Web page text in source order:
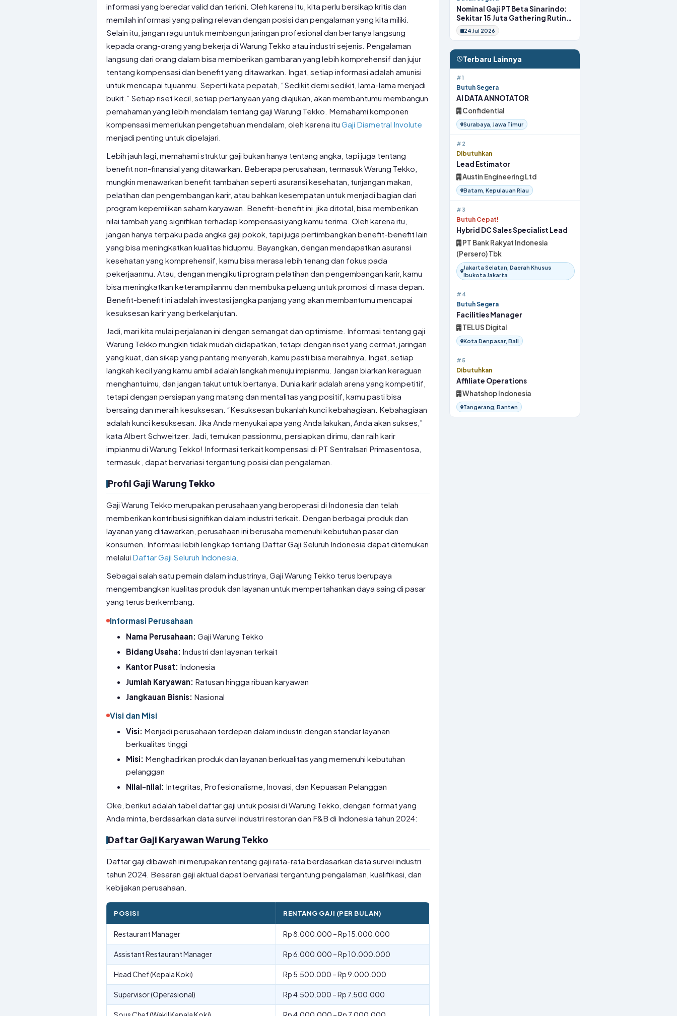
informasi yang beredar valid dan terkini. Oleh karena itu, kita perlu bersikap kritis dan
memilah informasi yang paling relevan dengan posisi dan pengalaman yang kita miliki.
Selain itu, jangan ragu untuk membangun jaringan profesional dan bertanya langsung
kepada orang-orang yang bekerja di Warung Tekko atau industri sejenis. Pengalaman
langsung dari orang dalam bisa memberikan gambaran yang lebih komprehensif dan jujur
tentang kompensasi dan benefit yang ditawarkan. Ingat, setiap informasi adalah amunisi
untuk mencapai tujuanmu. Seperti kata pepatah, “Sedikit demi sedikit, lama-lama menjadi
bukit.” Setiap riset kecil, setiap pertanyaan yang diajukan, akan membantumu membangun
pemahaman yang lebih mendalam tentang gaji Warung Tekko. Memahami komponen
kompensasi memerlukan pengetahuan mendalam, oleh karena itu Gaji Diametral Involute
menjadi penting untuk dipelajari.
Lebih jauh lagi, memahami struktur gaji bukan hanya tentang angka, tapi juga tentang
benefit non-finansial yang ditawarkan. Beberapa perusahaan, termasuk Warung Tekko,
mungkin menawarkan benefit tambahan seperti asuransi kesehatan, tunjangan makan,
pelatihan dan pengembangan karir, atau bahkan kesempatan untuk menjadi bagian dari
program kepemilikan saham karyawan. Benefit-benefit ini, jika ditotal, bisa memberikan
nilai tambah yang signifikan terhadap kompensasi yang kamu terima. Oleh karena itu,
jangan hanya terpaku pada angka gaji pokok, tapi juga pertimbangkan benefit-benefit lain
yang bisa meningkatkan kualitas hidupmu. Bayangkan, dengan mendapatkan asuransi
kesehatan yang komprehensif, kamu bisa merasa lebih tenang dan fokus pada
pekerjaanmu. Atau, dengan mengikuti program pelatihan dan pengembangan karir, kamu
bisa meningkatkan keterampilanmu dan membuka peluang untuk promosi di masa depan.
Benefit-benefit ini adalah investasi jangka panjang yang akan membantumu mencapai
kesuksesan karir yang berkelanjutan.
Jadi, mari kita mulai perjalanan ini dengan semangat dan optimisme. Informasi tentang gaji
Warung Tekko mungkin tidak mudah didapatkan, tetapi dengan riset yang cermat, jaringan
yang kuat, dan sikap yang pantang menyerah, kamu pasti bisa meraihnya. Ingat, setiap
langkah kecil yang kamu ambil adalah langkah menuju impianmu. Jangan biarkan keraguan
menghantuimu, dan jangan takut untuk bertanya. Dunia karir adalah arena yang kompetitif,
tetapi dengan persiapan yang matang dan mentalitas yang positif, kamu pasti bisa
bersaing dan meraih kesuksesan. “Kesuksesan bukanlah kunci kebahagiaan. Kebahagiaan
adalah kunci kesuksesan. Jika Anda menyukai apa yang Anda lakukan, Anda akan sukses,”
kata Albert Schweitzer. Jadi, temukan passionmu, persiapkan dirimu, dan raih karir
impianmu di Warung Tekko! Informasi terkait kompensasi di PT Sentralsari Primasentosa,
termasuk , dapat bervariasi tergantung posisi dan pengalaman.
Profil Gaji Warung Tekko
Gaji Warung Tekko merupakan perusahaan yang beroperasi di Indonesia dan telah
memberikan kontribusi signifikan dalam industri terkait. Dengan berbagai produk dan
layanan yang ditawarkan, perusahaan ini berusaha memenuhi kebutuhan pasar dan
konsumen. Informasi lebih lengkap tentang Daftar Gaji Seluruh Indonesia dapat ditemukan
melalui Daftar Gaji Seluruh Indonesia
Sebagai salah satu pemain dalam industrinya, Gaji Warung Tekko terus berupaya
mengembangkan kualitas produk dan layanan untuk mempertahankan daya saing di pasar
yang terus berkembang.
Informasi Perusahaan
Nama Perusahaan: Gaji Warung Tekko
Bidang Usaha: Industri dan layanan terkait
Kantor Pusat: Indonesia
Jumlah Karyawan: Ratusan hingga ribuan karyawan
Jangkauan Bisnis: Nasional
Visi dan Misi
Visi: Menjadi perusahaan terdepan dalam industri dengan standar layanan
berkualitas tinggi
Misi: Menghadirkan produk dan layanan berkualitas yang memenuhi kebutuhan
pelanggan
Nilai-nilai: Integritas, Profesionalisme, Inovasi, dan Kepuasan Pelanggan
Oke, berikut adalah tabel daftar gaji untuk posisi di Warung Tekko, dengan format yang
Anda minta, berdasarkan data survei industri restoran dan F&B di Indonesia tahun 2024:
Daftar Gaji Karyawan Warung Tekko
Daftar gaji dibawah ini merupakan rentang gaji rata-rata berdasarkan data survei industri
tahun 2024. Besaran gaji aktual dapat bervariasi tergantung pengalaman, kualifikasi, dan
kebijakan perusahaan.
POSISI RENTANG GAJI (PER BULAN)
Restaurant Manager Rp 8.000.000 – Rp 15.000.000
Assistant Restaurant Manager Rp 6.000.000 – Rp 10.000.000
Head Chef (Kepala Koki) Rp 5.500.000 – Rp 9.000.000
Supervisor (Operasional) Rp 4.500.000 – Rp 7.500.000
Nominal Gaji PT Beta Sinarindo:
Sekitar 15 Juta Gathering Rutin
Insentif Rutin
24 Jul 2026
Terbaru Lainnya
#1
Butuh Segera
AI DATA ANNOTATOR
Confidential
Surabaya, Jawa Timur
#2
Dibutuhkan
Lead Estimator
Austin Engineering Ltd
Batam, Kepulauan Riau
#3
Butuh Cepat!
Hybrid DC Sales Specialist Lead
PT Bank Rakyat Indonesia
(Persero) Tbk
Jakarta Selatan, Daerah Khusus
Ibukota Jakarta
#4
Butuh Segera
Facilities Manager
TELUS Digital
Kota Denpasar, Bali
#5
Dibutuhkan
Affiliate Operations
Whatshop Indonesia
Tangerang, Banten